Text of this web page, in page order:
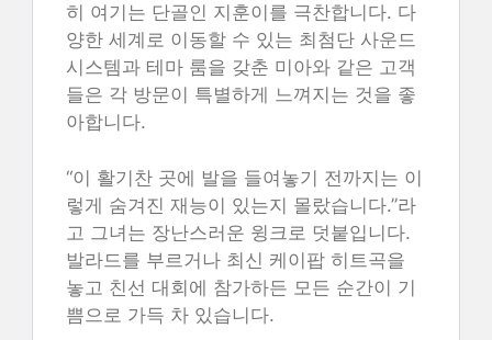
히 여기는 단골인 지훈이를 극찬합니다. 다
양한 세계로 이동할 수 있는 최첨단 사운드
시스템과 테마 룸을 갖춘 미아와 같은 고객
들은 각 방문이 특별하게 느껴지는 것을 좋
아합니다.
“이 활기찬 곳에 발을 들여놓기 전까지는 이
렇게 숨겨진 재능이 있는지 몰랐습니다.”라
고 그녀는 장난스러운 윙크로 덧붙입니다.
발라드를 부르거나 최신 케이팝 히트곡을
놓고 친선 대회에 참가하든 모든 순간이 기
쁨으로 가득 차 있습니다.